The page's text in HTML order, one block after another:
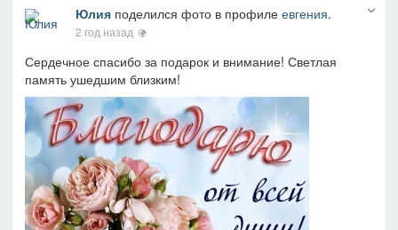
Юлияподелился фото в профиле евгения.
2 год назад
Сердечное спасибо за подарок и внимание! Светлая
память ушедшим близким!